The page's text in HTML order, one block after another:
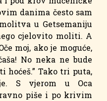
danima često sam
u Getsemaniju
cjelovito moliti. A
moj, ako je moguće,
No neka ne bude
hoćeš.” Tako tri puta,
S vjerom u Oca
ravno piše i po krivim